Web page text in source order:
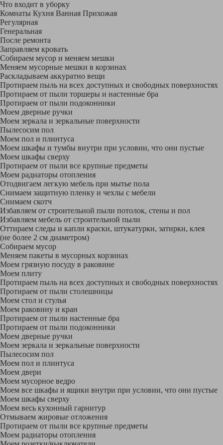
Что входит в уборку
Регу­лярная
Гене­ральная
После ремонта
Заправляем кровать
Собираем мусор и меняем мешки
Меняем мусорные мешки в корзинах
Раскладываем аккуратно вещи
Протираем пыль на всех доступных и свободных поверхностях
Протираем от пыли торшеры и настенные бра
Протираем от пыли подоконники
Моем дверные ручки
Моем зеркала и зеркальные поверхности
Пылесосим пол
Моем пол и плинтуса
Моем шкафы и тумбы внутри при условии, что они пустые
Моем шкафы сверху
Протираем от пыли все крупные предметы
Моем радиаторы отопления
Отодвигаем легкую мебель при мытье пола
Снимаем защитную пленку и чехлы с мебели
Снимаем скотч
Избавляем от строительной пыли потолок, стены и пол
Избавляем мебель от строительной пыли
Оттираем следы и капли краски, штукатурки, затирки, клея
(не более 2 см диаметром)
Собираем мусор
Меняем пакеты в мусорных корзинах
Моем грязную посуду в раковине
Моем плиту
Протираем пыль на всех доступных и свободных поверхностях
Протираем от пыли столешницы
Моем стол и стулья
Моем раковину и кран
Протираем от пыли настенные бра
Протираем от пыли подоконники
Моем дверные ручки
Моем зеркала и зеркальные поверхности
Пылесосим пол
Моем пол и плинтуса
Моем двери
Моем мусорное ведро
Моем все шкафы и ящики внутри при условии, что они пустые
Моем шкафы сверху
Моем весь кухонный гарнитур
Отмываем жировые отложения
Протираем от пыли все крупные предметы
Моем радиаторы отопления